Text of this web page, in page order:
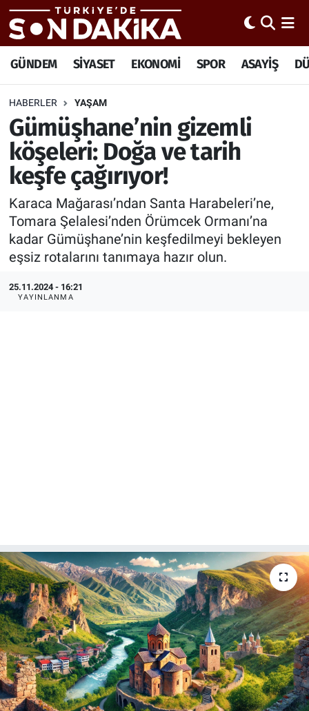
GÜNDEM SİYASET EKONOMİ SPOR ASAYİŞ
HABERLER YAŞAM
Gümüşhane’nin gizemli
köşeleri: Doğa ve tarih
keşfe çağırıyor!
Karaca Mağarası’ndan Santa Harabeleri’ne,
Tomara Şelalesi’nden Örümcek Ormanı’na
kadar Gümüşhane’nin keşfedilmeyi bekleyen
eşsiz rotalarını tanımaya hazır olun.
25.11.2024 - 16:21
YAYINLANMA
Trafik Durumu
Süper Lig Puan Durumu ve Fikstür
Tüm Manşetler
Son Dakika Haberleri
Haber Arşivi